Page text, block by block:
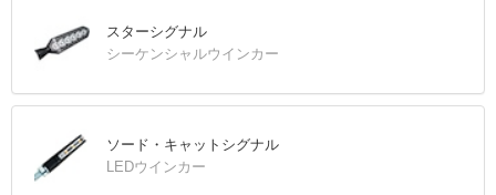
スターシグナル
シーケンシャルウインカー
ソード・キャットシグナル
LEDウインカー